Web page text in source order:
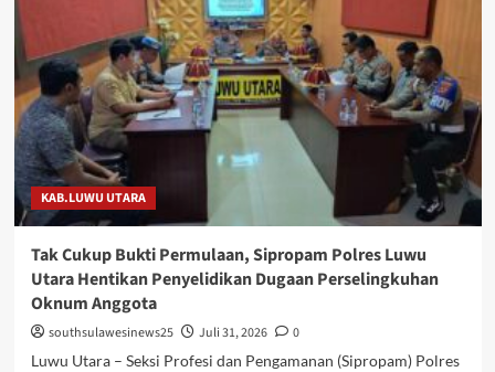
Profesionalisme
Bawa
dr.
Aris
Abidin
Nakhodai
IDI
Luwu
Utara
KAB.LUWU UTARA
Tak Cukup Bukti Permulaan, Sipropam Polres Luwu
Utara Hentikan Penyelidikan Dugaan Perselingkuhan
Oknum Anggota
southsulawesinews25 Juli 31, 2026
0
Luwu Utara – Seksi Profesi dan Pengamanan (Sipropam) Polres